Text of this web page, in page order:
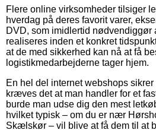
Flere online virksomheder tilsiger
hverdag på deres favorit varer,
DVD, som imidlertid nødvendiggør
realiseres inden et konkret
at de med sikkerhed kan nå at få
logistikmedarbejderne tager hjem.
En hel del internet webshops
kræves det at man handler for et
burde man udse dig den mest
hvilket typisk – om du er nær
Skælskør – vil blive at få dem til at